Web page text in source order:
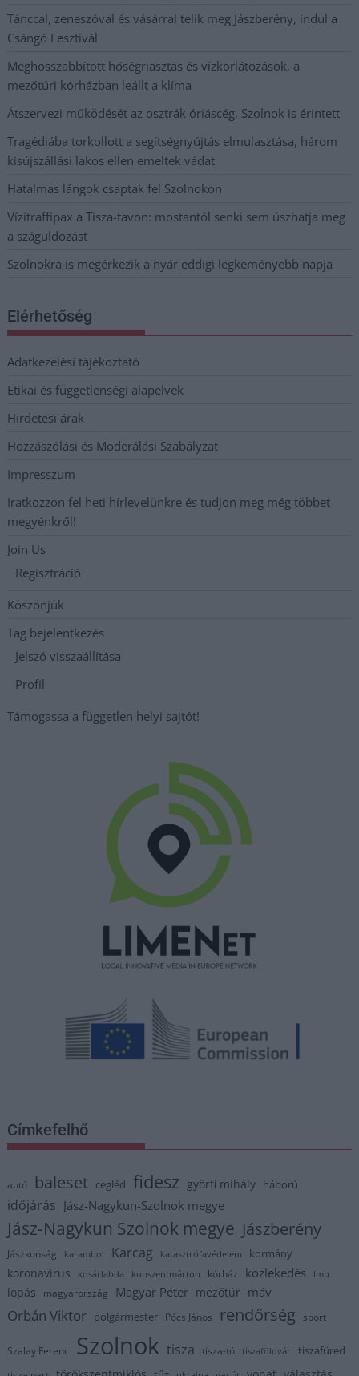
Tánccal, zeneszóval és vásárral telik meg Jászberény, indul a
Csángó Fesztivál
Meghosszabbított hőségriasztás és vízkorlátozások, a
mezőtúri kórházban leállt a klíma
Átszervezi működését az osztrák óriáscég, Szolnok is érintett
Tragédiába torkollott a segítségnyújtás elmulasztása, három
kisújszállási lakos ellen emeltek vádat
Hatalmas lángok csaptak fel Szolnokon
Vízitraffipax a Tisza-tavon: mostantól senki sem úszhatja meg
a száguldozást
Szolnokra is megérkezik a nyár eddigi legkeményebb napja
Elérhetőség
Adatkezelési tájékoztató
Etikai és függetlenségi alapelvek
Hirdetési árak
Hozzászólási és Moderálási Szabályzat
Impresszum
Iratkozzon fel heti hírlevelünkre és tudjon meg még többet
megyénkről!
Join Us
Regisztráció
Köszönjük
Tag bejelentkezés
Jelszó visszaállítása
Profil
Támogassa a független helyi sajtót!
Címkefelhő
autó baleset cegléd fidesz györfi mihály háború
időjárás Jász-Nagykun-Szolnok megye
Jász-Nagykun Szolnok megye Jászberény
Jászkunság karambol Karcag katasztrófavédelem kormány
koronavírus kosárlabda kunszentmárton kórház közlekedés lmp
lopás magyarország Magyar Péter mezőtúr máv
Orbán Viktor polgármester Pócs János rendőrség sport
Szalay Ferenc Szolnok tisza tisza-tó tiszaföldvár tiszafüred